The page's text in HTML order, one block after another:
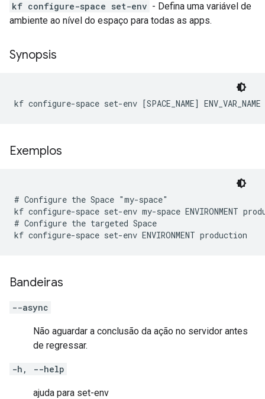
kf configure-space set-env - Defina uma variável de
ambiente ao nível do espaço para todas as apps.
Synopsis
kf configure-space set-env [SPACE_NAME]
Exemplos
# Configure the Space "my-space"
kf configure-space set-env my-space ENVIRONMENT
# Configure the targeted Space
Bandeiras
--async
Não aguardar a conclusão da ação no servidor antes
de regressar.
-h, --help
ajuda para set-env